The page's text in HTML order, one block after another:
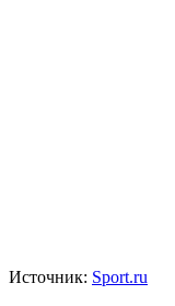
Источник: Sport.ru